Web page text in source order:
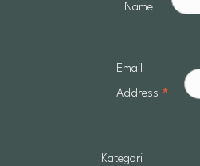
Name
Email
Address *
Kategori